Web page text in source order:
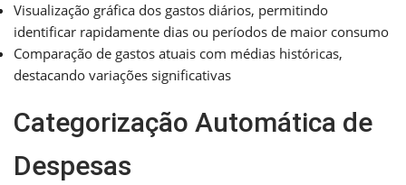
Visualização gráfica dos gastos diários, permitindo
identificar rapidamente dias ou períodos de maior consumo
Comparação de gastos atuais com médias históricas,
destacando variações significativas
Categorização Automática de
Despesas